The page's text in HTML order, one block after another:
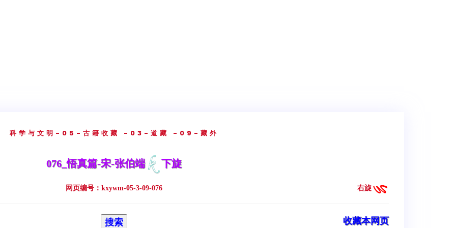
科学与文明 -05-古籍收藏 -03-道藏 -09-藏外
076_悟真篇-宋-张伯端 下旋
网页编号：kxywm-05-3-09-076 右旋
搜索 收藏本网页